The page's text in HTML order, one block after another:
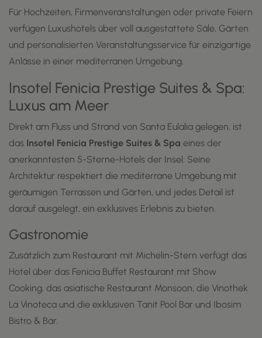
Für Hochzeiten, Firmenveranstaltungen oder private Feiern
verfügen Luxushotels über voll ausgestattete Säle, Gärten
und personalisierten Veranstaltungsservice für einzigartige
Anlässe in einer mediterranen Umgebung.
Insotel Fenicia Prestige Suites & Spa:
Luxus am Meer
Direkt am Fluss und Strand von Santa Eulalia gelegen, ist
das Insotel Fenicia Prestige Suites & Spa eines der
anerkanntesten 5-Sterne-Hotels der Insel. Seine
Architektur respektiert die mediterrane Umgebung mit
geräumigen Terrassen und Gärten, und jedes Detail ist
darauf ausgelegt, ein exklusives Erlebnis zu bieten.
Gastronomie
Zusätzlich zum Restaurant mit Michelin-Stern verfügt das
Hotel über das Fenicia Buffet Restaurant mit Show
Cooking, das asiatische Restaurant Monsoon, die Vinothek
La Vinoteca und die exklusiven Tanit Pool Bar und Ibosim
Bistro & Bar.